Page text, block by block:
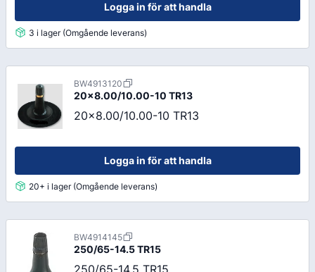
Logga in för att handla
3 i lager (Omgående leverans)
BW4913120
20x8.00/10.00-10 TR13
20x8.00/10.00-10 TR13
Logga in för att handla
20+ i lager (Omgående leverans)
BW4914145
250/65-14.5 TR15